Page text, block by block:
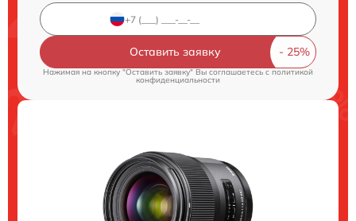
Оставить заявку
Нажимая на кнопку "Оставить заявку" Вы соглашаетесь c политикой
конфиденциальности